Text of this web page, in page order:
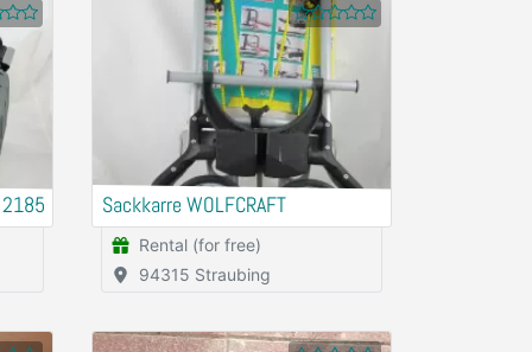
2185 Sackkarre WOLFCRAFT
Rental (for free)
94315 Straubing